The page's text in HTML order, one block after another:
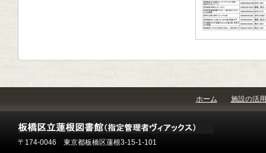
ホーム 施設の活用
〒174-0046 東京都板橋区蓮根3-15-1-101